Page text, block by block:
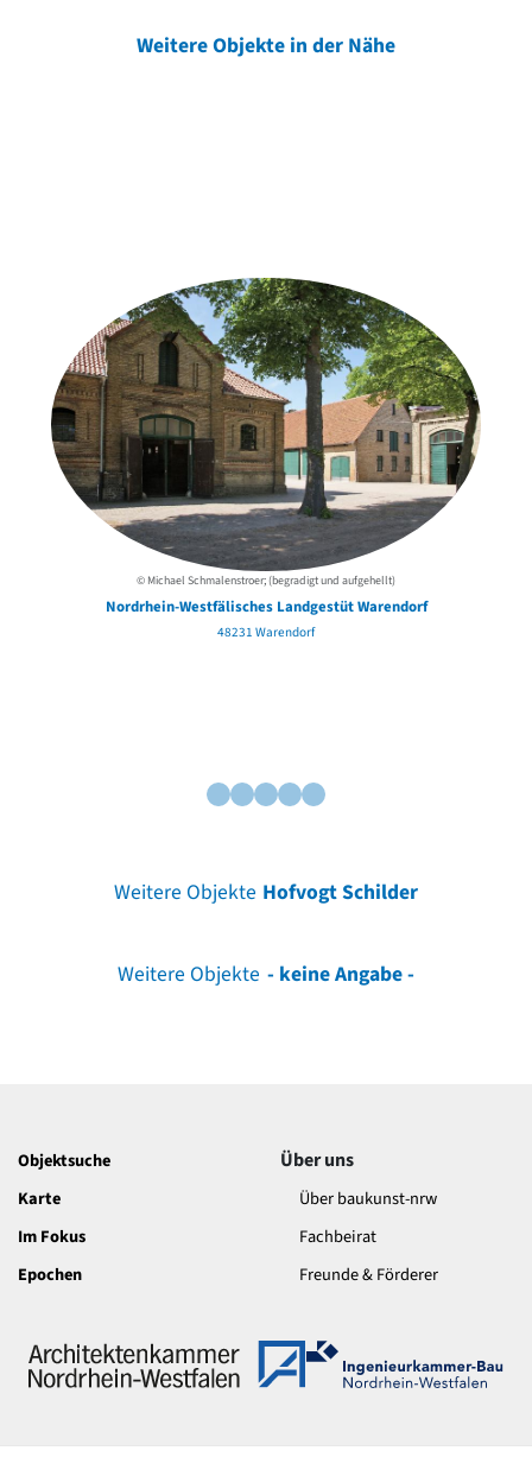
Weitere Objekte in der Nähe
© Michael Schmalenstroer; (begradigt und aufgehellt)
Nordrhein-Westfälisches Landgestüt Warendorf
48231 Warendorf
Weitere Objekte Hofvogt Schilder
Weitere Objekte - keine Angabe -
Objektsuche
Karte
Im Fokus
Epochen
Über uns
Über baukunst-nrw
Fachbeirat
Freunde & Förderer